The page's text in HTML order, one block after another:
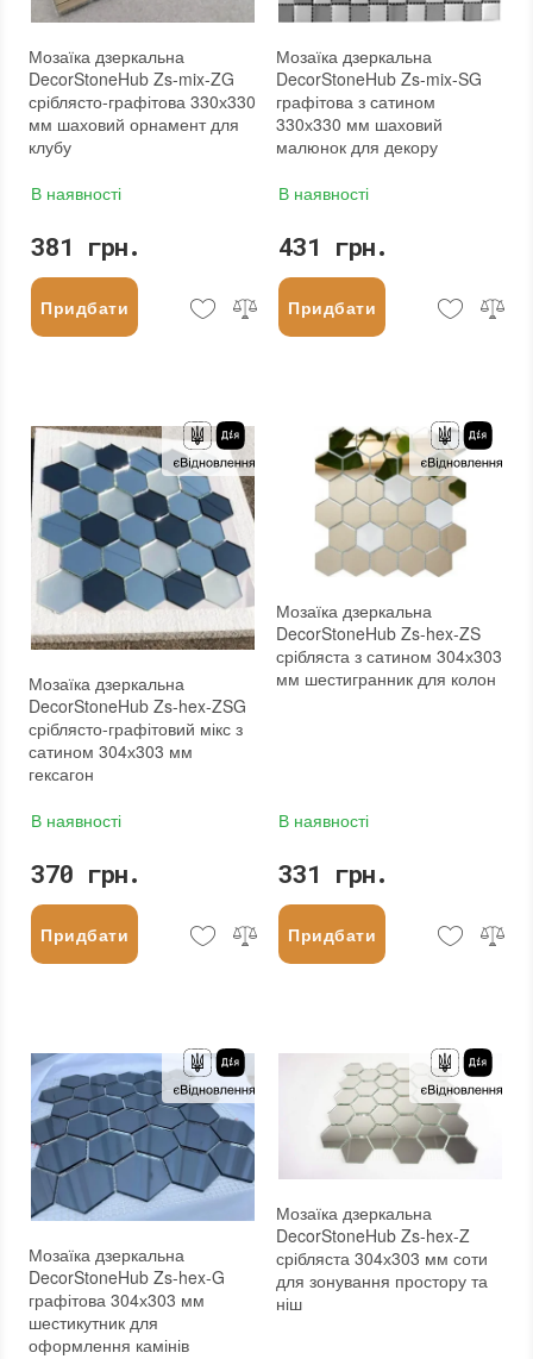
Мозаїка дзеркальна
DecorStoneHub Zs-mix-ZG
сріблясто-графітова 330х330
мм шаховий орнамент для
клубу
В наявності
381 грн.
Придбати
Мозаїка дзеркальна
DecorStoneHub Zs-mix-SG
графітова з сатином
330х330 мм шаховий
малюнок для декору
В наявності
431 грн.
Придбати
Мозаїка дзеркальна
DecorStoneHub Zs-hex-ZSG
сріблясто-графітовий мікс з
сатином 304х303 мм
гексагон
В наявності
370 грн.
Придбати
Мозаїка дзеркальна
DecorStoneHub Zs-hex-ZS
срібляста з сатином 304х303
мм шестигранник для колон
В наявності
331 грн.
Придбати
Мозаїка дзеркальна
DecorStoneHub Zs-hex-G
графітова 304х303 мм
шестикутник для
оформлення камінів
Мозаїка дзеркальна
DecorStoneHub Zs-hex-Z
срібляста 304х303 мм соти
для зонування простору та
ніш